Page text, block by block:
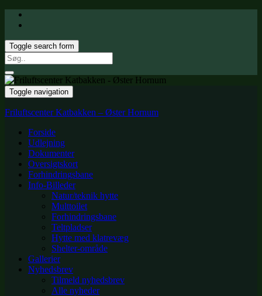
Toggle search form
Search
for:
Toggle navigation
Friluftscenter Katbakken – Øster Hornum
Forside
Udlejning
Dokumenter
Oversigtskort
Forhindringsbane
Info-Billeder
Natur/teknik hytte
Multtoilet
Forhindringsbane
Teltpladser
Hytte med klatrevæg
Shelter-område
Gallerier
Nyhedsbrev
Tilmeld nyhedsbrev
Alle nyheder